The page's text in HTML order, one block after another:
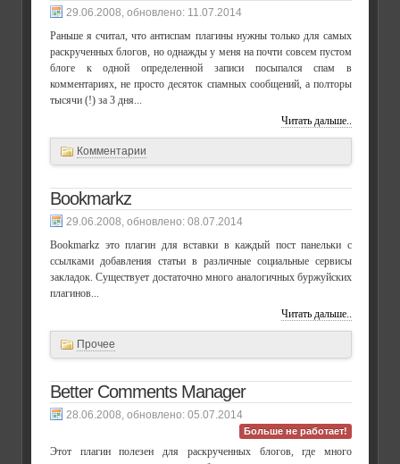
11.07.2014
, обновлено:
Раньше я считал, что антиспам плагины нужны только для самых
раскрученных блогов, но однажды у меня на почти совсем пустом
блоге к одной определенной записи посыпался спам в
комментариях, не просто десяток спамных сообщений, а полторы
тысячи (!) за 3 дня...
Читать дальше..
Комментарии
Bookmarkz
08.07.2014
, обновлено:
Bookmarkz это плагин для вставки в каждый пост панельки с
ссылками добавления статьи в различные социальные сервисы
закладок. Существует достаточно много аналогичных буржуйских
плагинов...
Читать дальше..
Прочее
Better Comments Manager
05.07.2014
, обновлено:
Больше не работает!
Этот плагин полезен для раскрученных блогов, где много